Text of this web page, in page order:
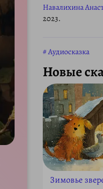
Навалихина
2023.
Аудиосказка
Новые
Зимовье